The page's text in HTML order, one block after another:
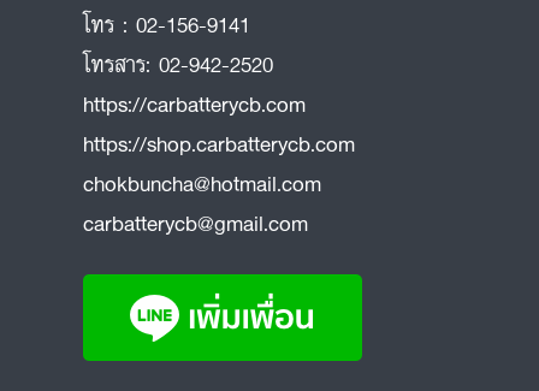
โทร : 02-156-9141
โทรสาร: 02-942-2520
https://carbatterycb.com
https://shop.carbatterycb.com
chokbuncha@hotmail.com
carbatterycb@gmail.com